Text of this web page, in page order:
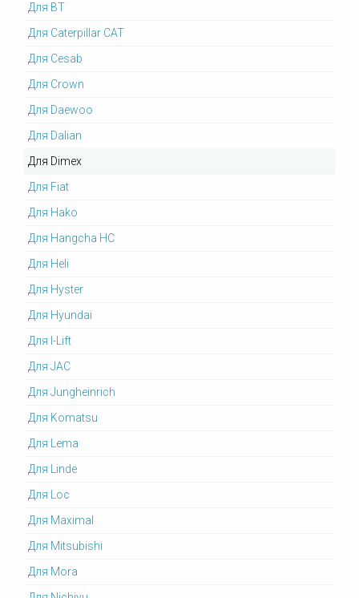
Для BT
Для Caterpillar CAT
Для Cesab
Для Crown
Для Daewoo
Для Dalian
Для Dimex
Для Fiat
Для Hako
Для Hangcha HC
Для Heli
Для Hyster
Для Hyundai
Для I-Lift
Для JAC
Для Jungheinrich
Для Komatsu
Для Lema
Для Linde
Для Loc
Для Maximal
Для Mitsubishi
Для Mora